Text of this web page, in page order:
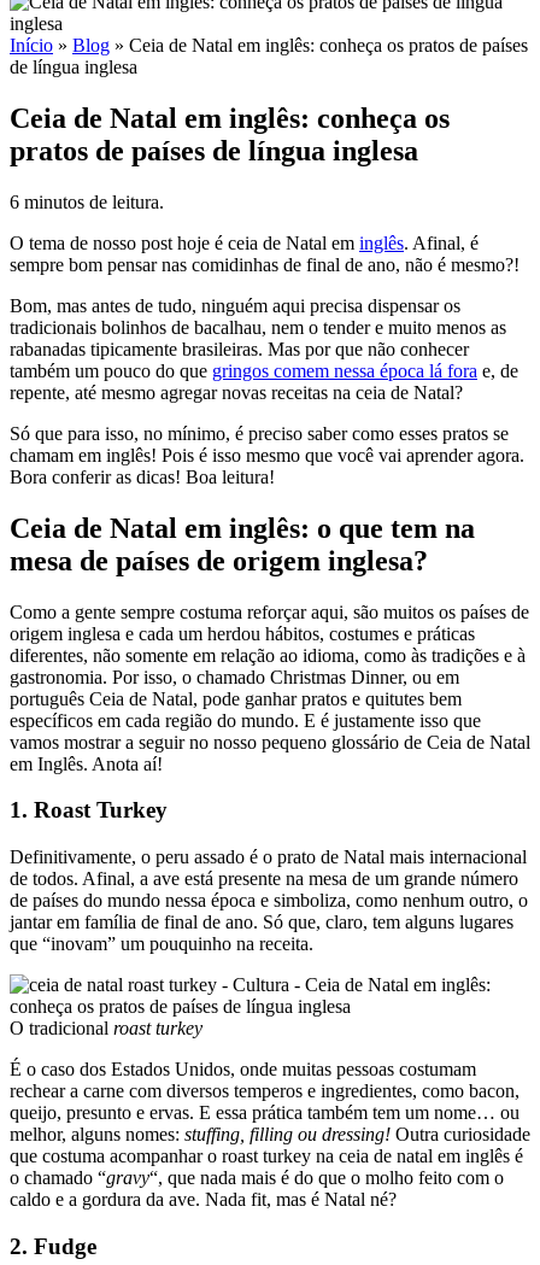
Início » Blog » Ceia de Natal em inglês: conheça os pratos de países
de língua inglesa
Ceia de Natal em inglês: conheça os
pratos de países de língua inglesa
6 minutos de leitura.
O tema de nosso post hoje é ceia de Natal em inglês. Afinal, é
sempre bom pensar nas comidinhas de final de ano, não é mesmo?!
Bom, mas antes de tudo, ninguém aqui precisa dispensar os
tradicionais bolinhos de bacalhau, nem o tender e muito menos as
rabanadas tipicamente brasileiras. Mas por que não conhecer
também um pouco do que gringos comem nessa época lá fora e, de
repente, até mesmo agregar novas receitas na ceia de Natal?
Só que para isso, no mínimo, é preciso saber como esses pratos se
chamam em inglês! Pois é isso mesmo que você vai aprender agora.
Bora conferir as dicas! Boa leitura!
Ceia de Natal em inglês: o que tem na
mesa de países de origem inglesa?
Como a gente sempre costuma reforçar aqui, são muitos os países de
origem inglesa e cada um herdou hábitos, costumes e práticas
diferentes, não somente em relação ao idioma, como às tradições e à
gastronomia. Por isso, o chamado Christmas Dinner, ou em
português Ceia de Natal, pode ganhar pratos e quitutes bem
específicos em cada região do mundo. E é justamente isso que
vamos mostrar a seguir no nosso pequeno glossário de Ceia de Natal
em Inglês. Anota aí!
1. Roast Turkey
Definitivamente, o peru assado é o prato de Natal mais internacional
de todos. Afinal, a ave está presente na mesa de um grande número
de países do mundo nessa época e simboliza, como nenhum outro, o
jantar em família de final de ano. Só que, claro, tem alguns lugares
que “inovam” um pouquinho na receita.
O tradicional roast turkey
É o caso dos Estados Unidos, onde muitas pessoas costumam
rechear a carne com diversos temperos e ingredientes, como bacon,
queijo, presunto e ervas. E essa prática também tem um nome… ou
melhor, alguns nomes: stuffing, filling ou dressing! Outra curiosidade
que costuma acompanhar o roast turkey na ceia de natal em inglês é
o chamado “gravy“, que nada mais é do que o molho feito com o
caldo e a gordura da ave. Nada fit, mas é Natal né?
2. Fudge